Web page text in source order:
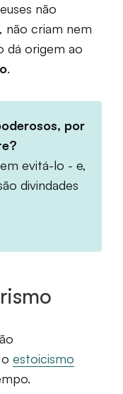
não
não criam nem
dá origem ao
.
por
evitá-lo - e,
divindades
estoicismo